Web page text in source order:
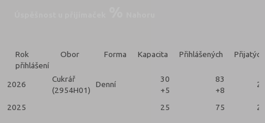
Rok
přihlášení
Obor Forma Kapacita Přihlášených Přijatých
2026
Cukrář
(2954H01)
Denní
30
+5
83
+8
2025 25 75